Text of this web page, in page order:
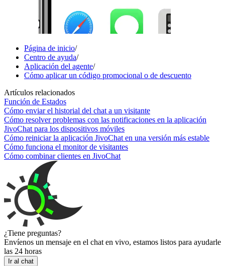
Página de inicio/
Centro de ayuda/
Aplicación del agente/
Cómo aplicar un código promocional o de descuento
Artículos relacionados
Función de Estados
Cómo enviar el historial del chat a un visitante
Cómo resolver problemas con las notificaciones en la aplicación
JivoChat para los dispositivos móviles
Cómo reiniciar la aplicación JivoChat en una versión más estable
Cómo funciona el monitor de visitantes
Cómo combinar clientes en JivoChat
¿Tiene preguntas?
Envíenos un mensaje en el chat en vivo, estamos listos para ayudarle
las 24 horas
Ir al chat